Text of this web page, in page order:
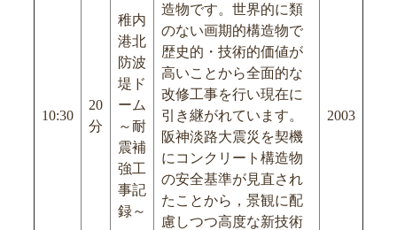
10:30
20
分
稚内
港北
防波
堤ド
ーム
～耐
震補
強工
事記
録～
造物です。世界的に類
のない画期的構造物で
歴史的・技術的価値が
高いことから全面的な
改修工事を行い現在に
引き継がれています。
阪神淡路大震災を契機
にコンクリート構造物
の安全基準が見直され
たことから，景観に配
慮しつつ高度な新技術
2003